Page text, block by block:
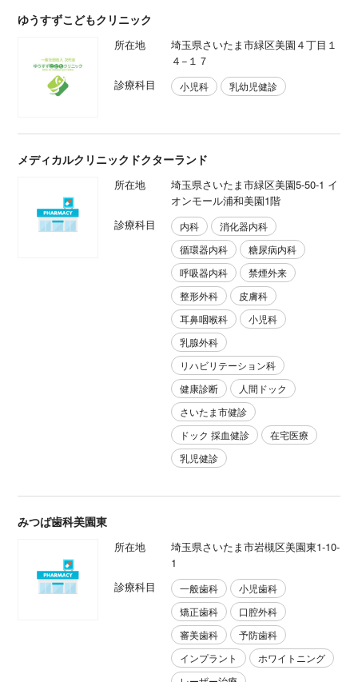
ゆうすずこどもクリニック
所在地
埼玉県さいたま市緑区美園４丁目１
４−１７
診療科目
小児科 乳幼児健診
メディカルクリニックドクターランド
所在地
埼玉県さいたま市緑区美園5-50-1 イ
オンモール浦和美園1階
診療科目
内科
消化器内科
循環器内科
糖尿病内科
呼吸器内科
禁煙外来
整形外科
皮膚科
耳鼻咽喉科
小児科
乳腺外科
リハビリテーション科
健康診断
人間ドック
さいたま市健診
ドック 採血健診
在宅医療
乳児健診
みつば歯科美園東
所在地
埼玉県さいたま市岩槻区美園東1-10-
1
診療科目
一般歯科
小児歯科
矯正歯科
口腔外科
審美歯科
予防歯科
インプラント
ホワイトニング